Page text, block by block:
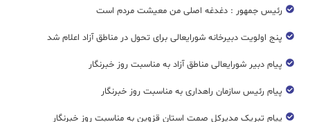
رئیس جمهور : دغدغه اصلی من معیشت مردم است
پنج اولویت دبیرخانه شورایعالی برای تحول در مناطق آزاد اعلام شد
پیام دبیر شورایعالی مناطق آزاد به مناسبت روز خبرنگار
پیام رئیس سازمان راهداری به مناسبت روز خبرنگار
پیام تبریک مدیرکل صمت استان قزوین به مناسبت روز خبرنگار